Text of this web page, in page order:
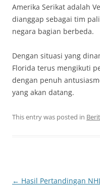
Amerika Serikat adalah
dianggap sebagai tim
negara bagian berbeda.
Dengan situasi yang
Florida terus mengikuti
dengan penuh
yang akan datang.
This entry was posted in
Post
← Hasil Pertandingan